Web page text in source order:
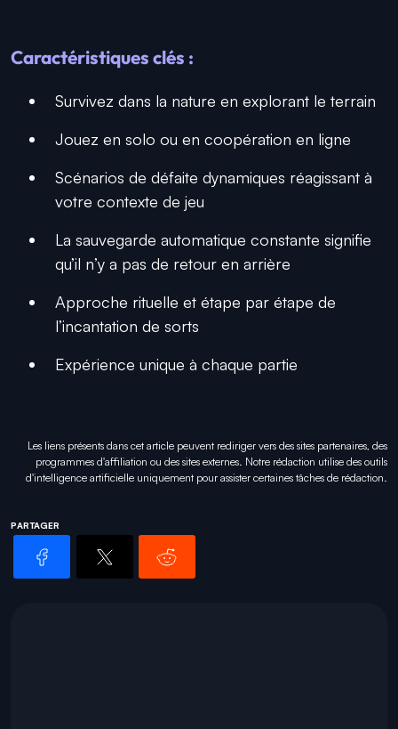
Caractéristiques clés :
Survivez dans la nature en explorant le terrain
Jouez en solo ou en coopération en ligne
Scénarios de défaite dynamiques réagissant à
votre contexte de jeu
La sauvegarde automatique constante signifie
qu’il n’y a pas de retour en arrière
Approche rituelle et étape par étape de
l’incantation de sorts
Expérience unique à chaque partie
Les liens présents dans cet article peuvent rediriger vers des sites partenaires, des
programmes d'affiliation ou des sites externes. Notre rédaction utilise des outils
d'intelligence artificielle uniquement pourassister certaines tâches de rédaction.
PARTAGER